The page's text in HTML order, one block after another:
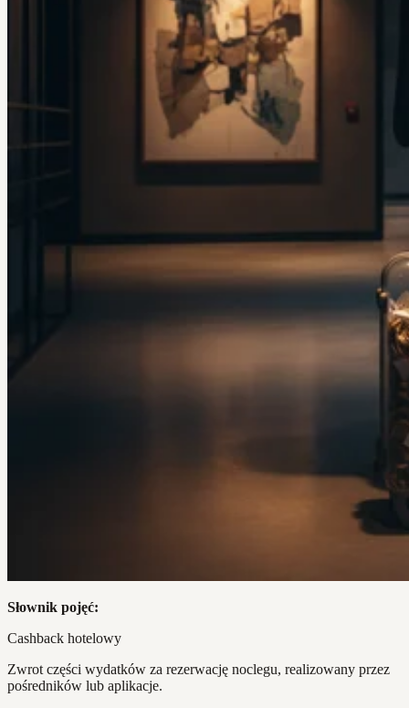
Słownik pojęć:
Cashback hotelowy
Zwrot części wydatków za rezerwację noclegu, realizowany przez
pośredników lub aplikacje.